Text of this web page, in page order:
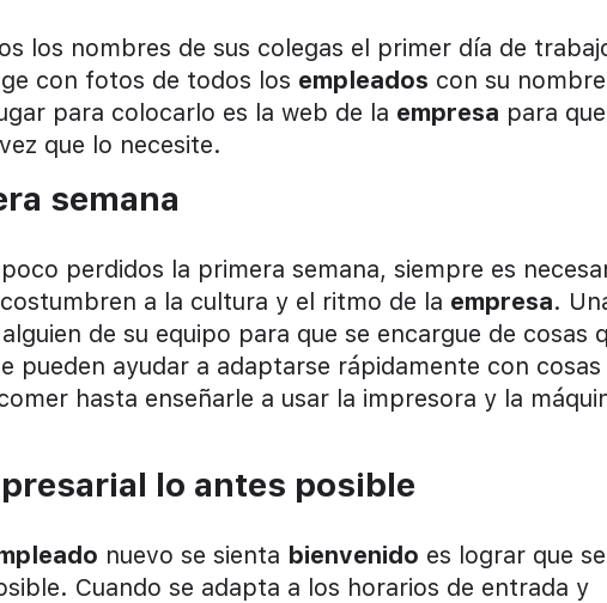
los nombres de sus colegas el primer día de
con fotos de todos los empleados con su
para colocarlo es la web de la empresa para
que lo necesite.
semana
perdidos la primera semana, siempre es
a la cultura y el ritmo de la empresa.
de su equipo para que se encargue de cosas
pueden ayudar a adaptarse rápidamente con cosas
hasta enseñarle a usar la impresora y la
lo antes posible
nuevo se sienta bienvenido es lograr que se
Cuando se adapta a los horarios de entrada y